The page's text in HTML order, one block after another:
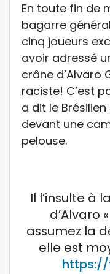
En toute fin de
bagarre
cinq joueurs
avoir adressé
crâne d’Alvaro
raciste! C’est
a dit le
devant une
pelouse.
Il l’insulte à
d’Alvaro
assumez la
elle est
https://